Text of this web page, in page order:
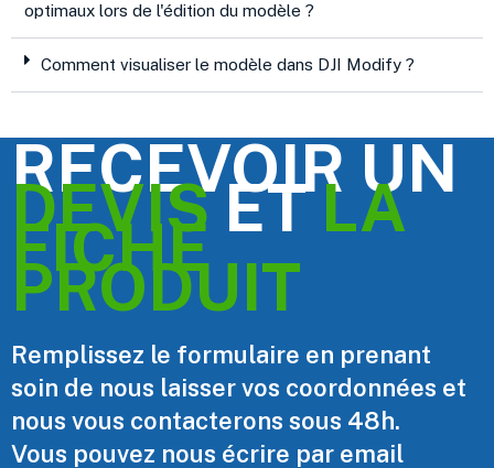
optimaux lors de l'édition du modèle ?
Comment visualiser le modèle dans DJI Modify ?
RECEVOIR UN
DEVISETLA
FICHE
PRODUIT
Remplissez le formulaire en prenant
soin de nous laisser vos coordonnées et
nous vous contacterons sous 48h.
Vous pouvez nous écrire par email